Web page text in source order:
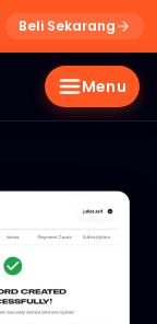
Beli Sekarang
Menu